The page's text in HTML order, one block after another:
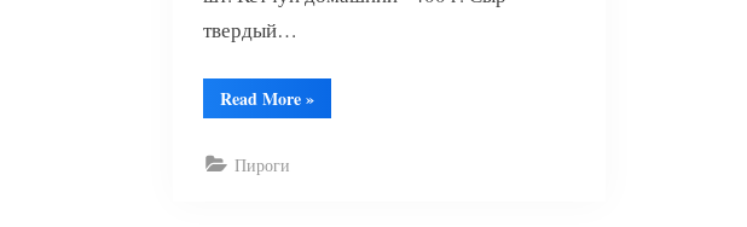
твердый…
Read More“Лазанья”
»
Пироги